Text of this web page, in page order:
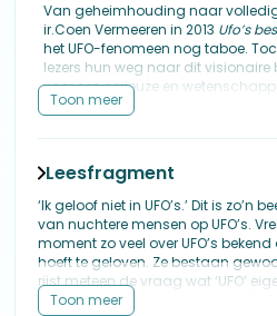
Van geheimhouding naar
ir.Coen Vermeeren in 2013 Ufo’s
het UFO-fenomeen nog taboe.
lezers hun weg naar dit visionaire
voor een serieuze en
onderwerp.
Versterkt door recente
overeind staan. Overheden en
beelden van de US Navy, en
Amerikaanse Congres bevestigen
rond geborgen voertuigen,
‘niet-menselijke biologie’.
honderden onverklaarbare
modernste detectietechnologieën.
Toon meer
Leesfragment
‘Ik geloof niet in UFO’s.’ Dit is
van nuchtere mensen op UFO’s.
moment zo veel over UFO’s
hoeft te geloven. Ze bestaan
rijst meteen de vraag wat ‘UFO’
Flying Object – een onbekend
Toon meer